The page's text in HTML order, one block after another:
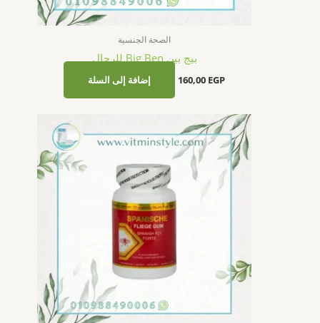
الصحة الجنسية
بيج بين Big Ben للرجال
160,00 EGP إضافة إلى السلة